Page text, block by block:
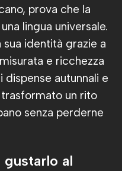
prova che la
lingua universale.
identità grazie a
e ricchezza
autunnali e
un rito
senza perderne
al